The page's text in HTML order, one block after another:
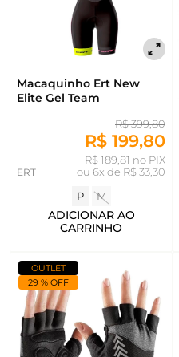
Macaquinho Ert New
Elite Gel Team
R$ 399,80
R$ 199,80
R$ 189,81 no PIX
ou 6x de R$ 33,30
ERT
P
M
ADICIONAR AO
CARRINHO
OUTLET
29 % OFF